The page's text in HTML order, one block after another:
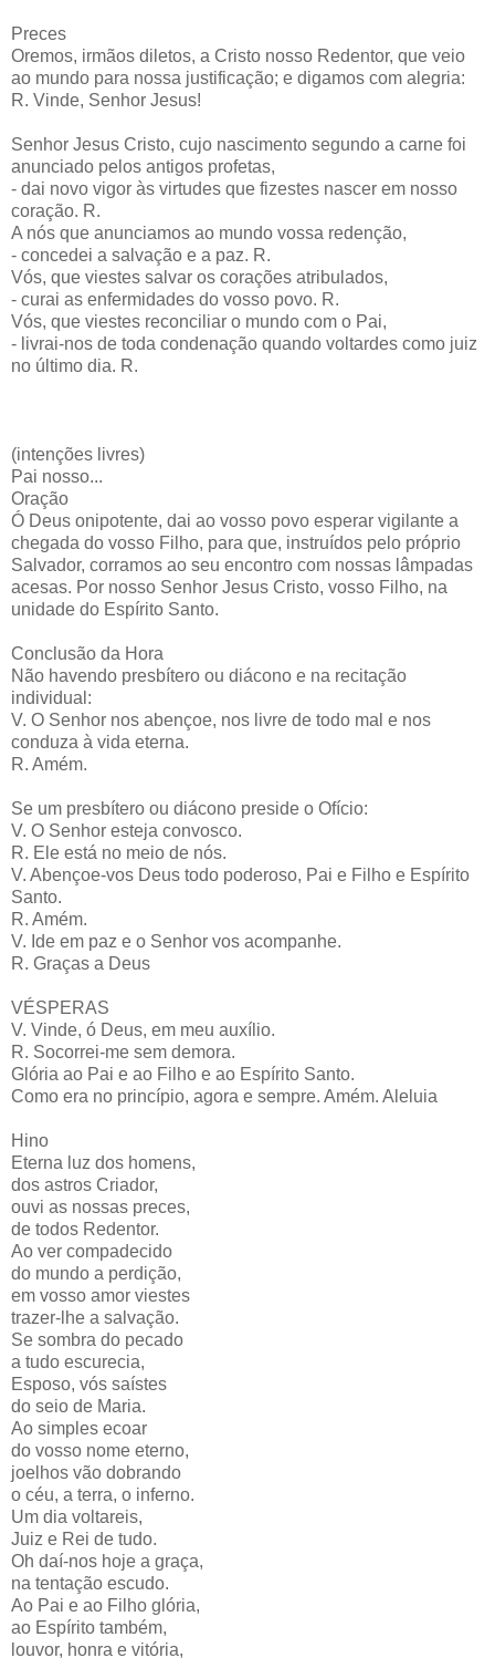
Preces
Oremos, irmãos diletos, a Cristo nosso Redentor, que veio
ao mundo para nossa justificação; e digamos com alegria:
R. Vinde, Senhor Jesus!
Senhor Jesus Cristo, cujo nascimento segundo a carne foi
anunciado pelos antigos profetas,
- dai novo vigor às virtudes que fizestes nascer em nosso
coração. R.
A nós que anunciamos ao mundo vossa redenção,
- concedei a salvação e a paz. R.
Vós, que viestes salvar os corações atribulados,
- curai as enfermidades do vosso povo. R.
Vós, que viestes reconciliar o mundo com o Pai,
- livrai-nos de toda condenação quando voltardes como juiz
no último dia. R.
(intenções livres)
Pai nosso...
Oração
Ó Deus onipotente, dai ao vosso povo esperar vigilante a
chegada do vosso Filho, para que, instruídos pelo próprio
Salvador, corramos ao seu encontro com nossas lâmpadas
acesas. Por nosso Senhor Jesus Cristo, vosso Filho, na
unidade do Espírito Santo.
Conclusão da Hora
Não havendo presbítero ou diácono e na recitação
individual:
V. O Senhor nos abençoe, nos livre de todo mal e nos
conduza à vida eterna.
R. Amém.
Se um presbítero ou diácono preside o Ofício:
V. O Senhor esteja convosco.
R. Ele está no meio de nós.
V. Abençoe-vos Deus todo poderoso, Pai e Filho e Espírito
Santo.
R. Amém.
V. Ide em paz e o Senhor vos acompanhe.
R. Graças a Deus
VÉSPERAS
V. Vinde, ó Deus, em meu auxílio.
R. Socorrei-me sem demora.
Glória ao Pai e ao Filho e ao Espírito Santo.
Como era no princípio, agora e sempre. Amém. Aleluia
Hino
Eterna luz dos homens,
dos astros Criador,
ouvi as nossas preces,
de todos Redentor.
Ao ver compadecido
do mundo a perdição,
em vosso amor viestes
trazer-lhe a salvação.
Se sombra do pecado
a tudo escurecia,
Esposo, vós saístes
do seio de Maria.
Ao simples ecoar
do vosso nome eterno,
joelhos vão dobrando
o céu, a terra, o inferno.
Um dia voltareis,
Juiz e Rei de tudo.
Oh daí-nos hoje a graça,
na tentação escudo.
Ao Pai e ao Filho glória,
ao Espírito também,
louvor, honra e vitória,